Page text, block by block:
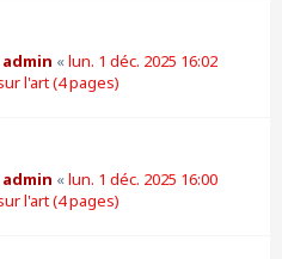
admin «lun. 1 déc. 2025 16:02
l'art (4 pages)
admin «lun. 1 déc. 2025 16:00
l'art (4 pages)